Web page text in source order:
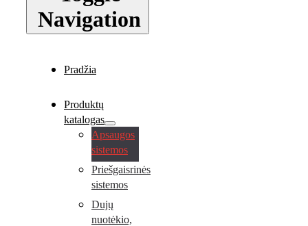
Navigation
Pradžia
Produktų
katalogas
Apsaugos
sistemos
Priešgaisrinės
sistemos
Dujų
nuotėkio,